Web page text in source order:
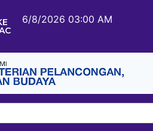
6/8/2026 03:00 AM